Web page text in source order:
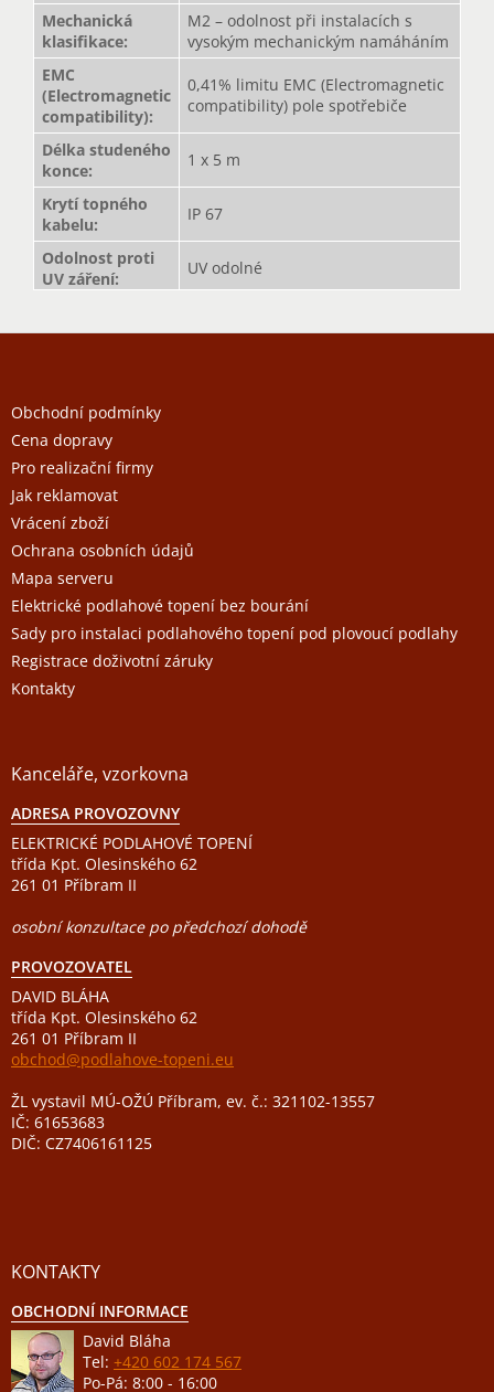
Mechanická
klasifikace:
M2 – odolnost při instalacích s
vysokým mechanickým namáháním
EMC
(Electromagnetic
compatibility):
0,41% limitu EMC (Electromagnetic
compatibility) pole spotřebiče
Délka studeného
konce:
1 x 5 m
Krytí topného
kabelu:
IP 67
Odolnost proti
UV záření:
UV odolné
Z
aObchodní podmínky
Cena dopravy
Pro realizační firmy
Jak reklamovat
Vrácení zboží
Ochrana osobních údajů
Mapa serveru
Elektrické podlahové topení bez bourání
Sady pro instalaci podlahového topení pod plovoucí podlahy
Registrace doživotní záruky
Kontakty
Kanceláře, vzorkovna
ADRESA PROVOZOVNY
ELEKTRICKÉ PODLAHOVÉ TOPENÍ
třída Kpt. Olesinského 62
261 01 Příbram II
osobní konzultace po předchozí dohodě
PROVOZOVATEL
DAVID BLÁHA
třída Kpt. Olesinského 62
261 01 Příbram II
obchod@podlahove-topeni.eu
ŽL vystavil MÚ-OŽÚ Příbram, ev. č.: 321102-13557
IČ: 61653683
DIČ: CZ7406161125
KONTAKTY
OBCHODNÍ INFORMACE
David Bláha
Tel: +420 602 174 567
Po-Pá: 8:00 - 16:00